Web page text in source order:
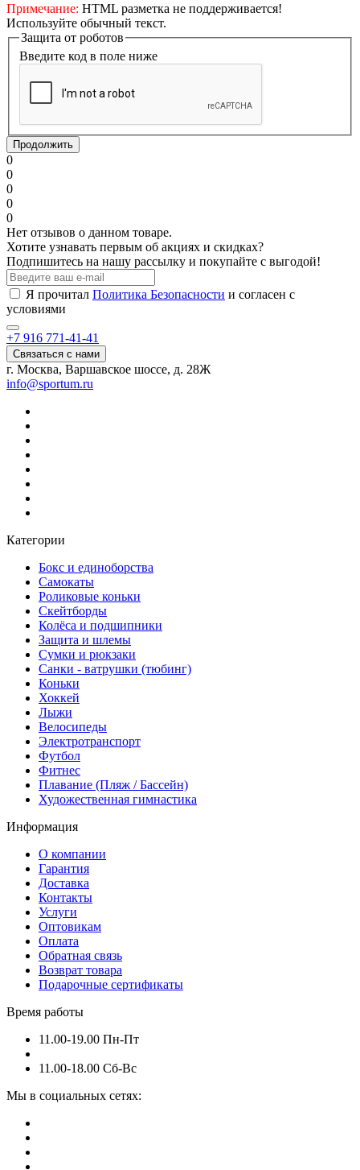
Примечание: HTML разметка не поддерживается!
Используйте обычный текст.
Защита от роботов
Введите код в поле ниже
Продолжить
0
0
0
0
0
Нет отзывов о данном товаре.
Хотите узнавать первым об акциях и скидках?
Подпишитесь на нашу рассылку и покупайте с выгодой!
Я прочитал Политика Безопасности и согласен с
условиями
+7 916 771-41-41
Связаться с нами
г. Москва, Варшавское шоссе, д. 28Ж
info@sportum.ru
Категории
Бокс и единоборства
Самокаты
Роликовые коньки
Скейтборды
Колёса и подшипники
Защита и шлемы
Сумки и рюкзаки
Санки - ватрушки (тюбинг)
Коньки
Хоккей
Лыжи
Велосипеды
Электротранспорт
Футбол
Фитнес
Плавание (Пляж / Бассейн)
Художественная гимнастика
Информация
О компании
Гарантия
Доставка
Контакты
Услуги
Оптовикам
Оплата
Обратная связь
Возврат товара
Подарочные сертификаты
Время работы
11.00-19.00 Пн-Пт
11.00-18.00 Сб-Вс
Мы в социальных сетях: